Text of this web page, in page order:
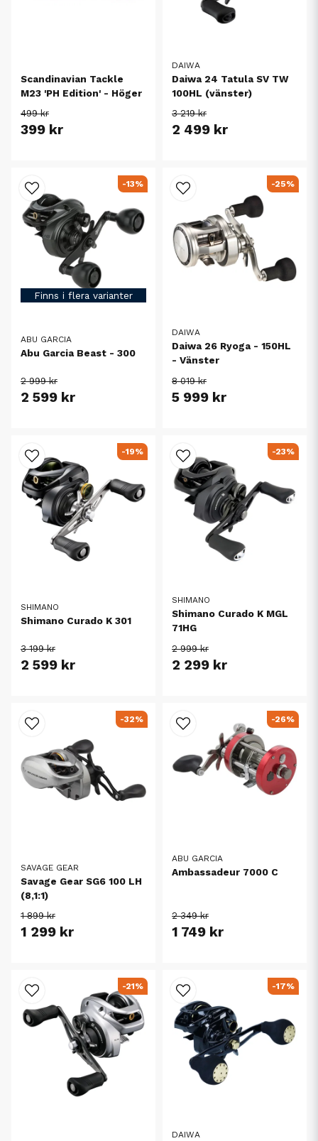
Scandinavian Tackle
M23 'PH Edition' - Höger
499 kr
399 kr
DAIWA
Daiwa 24 Tatula SV TW
100HL (vänster)
3 219 kr
2 499 kr
Finns i flera varianter
ABU GARCIA
Abu Garcia Beast - 300
2 999 kr
2 599 kr
-13%
DAIWA
Daiwa 26 Ryoga - 150HL
- Vänster
8 019 kr
5 999 kr
-25%
SHIMANO
Shimano Curado K 301
3 199 kr
2 599 kr
-19%
SHIMANO
Shimano Curado K MGL
71HG
2 999 kr
2 299 kr
-23%
SAVAGE GEAR
Savage Gear SG6 100 LH
(8,1:1)
1 899 kr
1 299 kr
-32%
ABU GARCIA
Ambassadeur 7000 C
2 349 kr
1 749 kr
-26%
-21%
DAIWA
-17%